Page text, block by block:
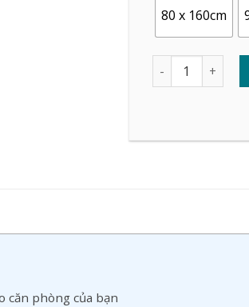
80 x 160cm
Quantity
căn phòng của bạn